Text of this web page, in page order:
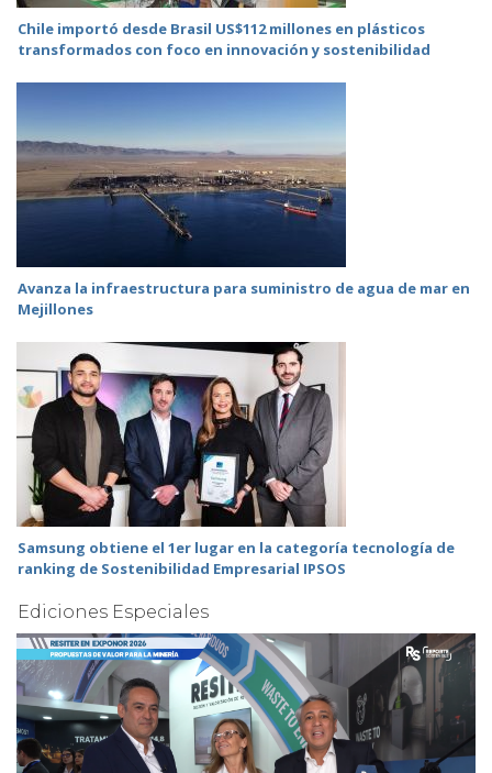
Chile importó desde Brasil US$112 millones en plásticos
transformados con foco en innovación y sostenibilidad
Avanza la infraestructura para suministro de agua de mar en
Mejillones
Samsung obtiene el 1er lugar en la categoría tecnología de
ranking de Sostenibilidad Empresarial IPSOS
Ediciones Especiales